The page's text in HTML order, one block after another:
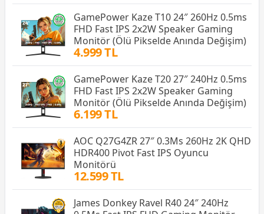
GamePower Kaze T10 24″ 260Hz 0.5ms
FHD Fast IPS 2x2W Speaker Gaming
Monitör (Ölü Pikselde Anında Değişim)
4.999 TL
GamePower Kaze T20 27″ 240Hz 0.5ms
FHD Fast IPS 2x2W Speaker Gaming
Monitör (Ölü Pikselde Anında Değişim)
6.199 TL
AOC Q27G4ZR 27″ 0.3Ms 260Hz 2K QHD
HDR400 Pivot Fast IPS Oyuncu
Monitörü
12.599 TL
James Donkey Ravel R40 24″ 240Hz